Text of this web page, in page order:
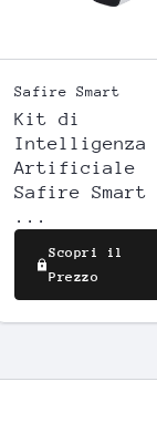
Safire Smart
Kit di
Intelligenza
Artificiale
Safire Smart
...
Scopri il
Prezzo